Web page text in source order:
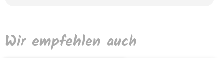
Wir empfehlen auch